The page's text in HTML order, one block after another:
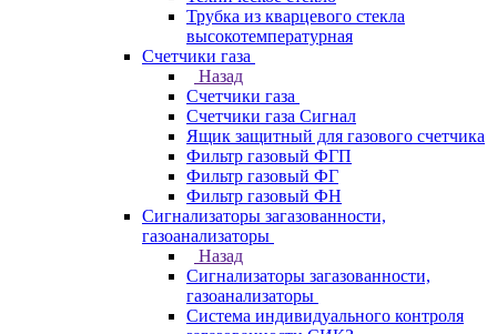
Трубка из кварцевого стекла
высокотемпературная
Счетчики газа
Назад
Счетчики газа
Счетчики газа Сигнал
Ящик защитный для газового счетчика
Фильтр газовый ФГП
Фильтр газовый ФГ
Фильтр газовый ФН
Сигнализаторы загазованности,
газоанализаторы
Назад
Сигнализаторы загазованности,
газоанализаторы
Система индивидуального контроля